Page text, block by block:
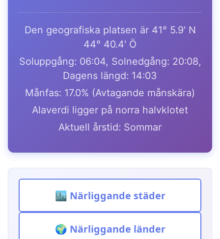
Den geografiska platsen är 41° 5.9' N
44° 40.4' Ö
Soluppgång: 06:04, Solnedgång: 20:08,
Dagens längd: 14:03
Månfas: 17.0% (Avtagande månskära)
Alaverdi ligger på norra halvklotet
Aktuell årstid: Sommar
🏙️ Närliggande städer
🌍 Närliggande länder